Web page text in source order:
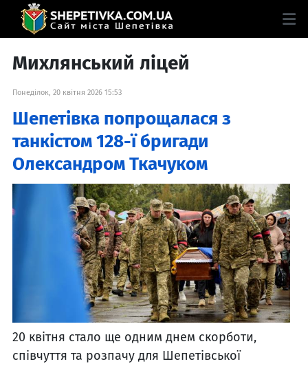
Михлянський ліцей
Понеділок, 20 квітня 2026 15:53
Шепетівка попрощалася з
танкістом 128-ї бригади
Олександром Ткачуком
20 квітня стало ще одним днем скорботи,
співчуття та розпачу для Шепетівської